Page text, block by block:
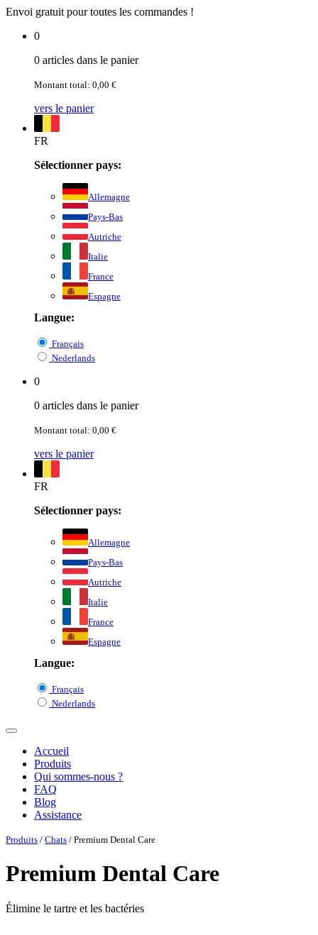
Envoi gratuit pour toutes les commandes !
0
0 articles dans le panier
Montant total: 0,00 €
vers le panier
FR
Sélectionner pays:
Allemagne
Pays-Bas
Autriche
Italie
France
Espagne
Langue:
Français
Nederlands
0
0 articles dans le panier
Montant total: 0,00 €
vers le panier
FR
Sélectionner pays:
Allemagne
Pays-Bas
Autriche
Italie
France
Espagne
Langue:
Français
Nederlands
Accueil
Produits
Qui sommes-nous ?
FAQ
Blog
Assistance
Produits / Chats / Premium Dental Care
Premium Dental Care
Élimine le tartre et les bactéries